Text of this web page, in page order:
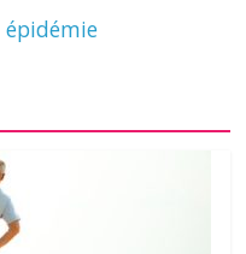
épidémie